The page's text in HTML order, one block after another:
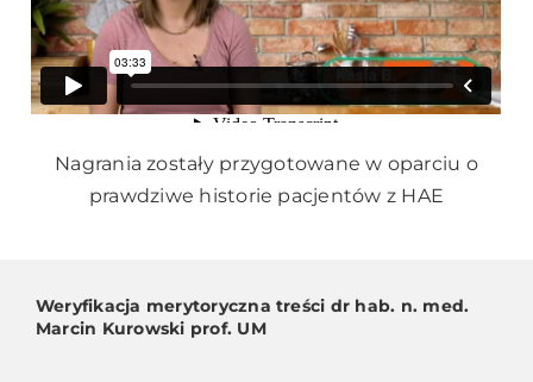
Nagrania zostały przygotowane w oparciu o
prawdziwe historie pacjentów z HAE
Weryfikacja merytoryczna treści dr hab. n. med.
Marcin Kurowski prof. UM